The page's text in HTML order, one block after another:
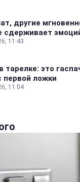
другие
сдерживает
11:43
тарелке: это
первой ложки
11:04